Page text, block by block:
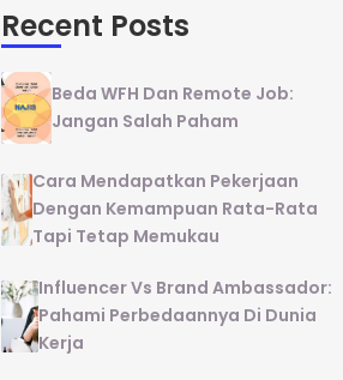
Recent Posts
Beda WFH Dan Remote Job:
Jangan Salah Paham
Cara Mendapatkan Pekerjaan
Dengan Kemampuan Rata-Rata
Tapi Tetap Memukau
Influencer Vs Brand Ambassador:
Pahami Perbedaannya Di Dunia
Kerja